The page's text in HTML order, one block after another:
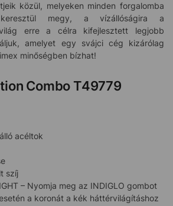
közül, melyeken minden forgalomba
megy, a vízállóságira a
erre a célra kifejlesztett legjobb
amelyet egy svájci cég kizárólag
minőségben bízhat!
Combo T49779
acéltok
szíj
– Nyomja meg az INDIGLO gombot
a koronát a kék háttérvilágításhoz